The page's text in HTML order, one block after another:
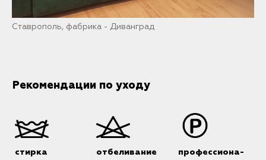
Ставрополь, фабрика - Диванград
Рекомендации по уходу
стирка
отбеливание
профессиона-